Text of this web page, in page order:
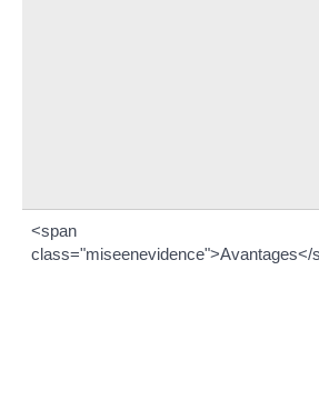
<span
class="miseenevidence">Avantages</